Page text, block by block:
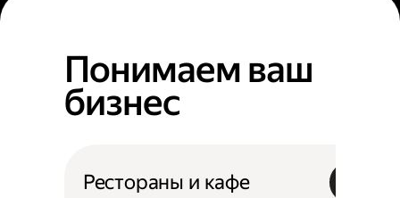
Понимаем ваш
бизнес
Рестораны и кафе